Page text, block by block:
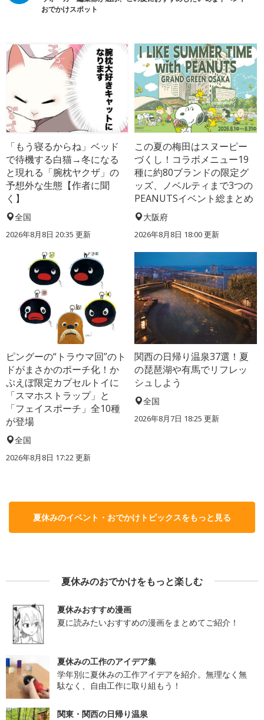
おでかけスポット
「もう寝るからね」ベッド
で待機する白猫→冬になる
と現れる「腕枕ヤクザ」の
予想外な生態【作者に聞
く】
全国
2026年8月8日 20:35 更新
この夏の梅田はスヌーピー
づくし！コラボメニュー19
種に約80ブランドの限定グ
ッズ、ノベルティまで3つの
PEANUTSイベント総まとめ
大阪府
2026年8月8日 18:00更新
ピングーの“トラウマ回”のト
ドがまさかのポーチ化！か
ぷえぼ限定カプセルトイに
「スマホストラップ」と
「フェイスポーチ」全10種
が登場
全国
2026年8月8日 17:22更新
関西の日帰り温泉37選！夏
の琵琶湖や有馬でリフレッ
シュしよう
全国
2026年8月7日 18:25 更新
夏休みのイベント・おでかけトピックスをもっと見る
夏休みのおでかけをもっと楽しむ
夏休みおすすめ漫画
夏に読みたいおすすめの漫画をまとめてご紹介！
夏休みの工作のアイデア集
学年別に夏休みの工作アイデアを紹介。無理なく無
駄なく、自由工作に取り組もう！
関東・関西の日帰り温泉